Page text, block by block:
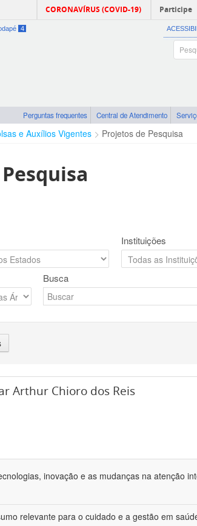
CORONAVÍRUS (COVID-19) Participe
4
Perguntas frequentes Central de Atendimento
e Auxílios Vigentes Projetos de Pesquisa
Instituições
Busca
Arthur Chioro dos Reis
inovação e as mudanças na atenção
relevante para o cuidado e a gestão em